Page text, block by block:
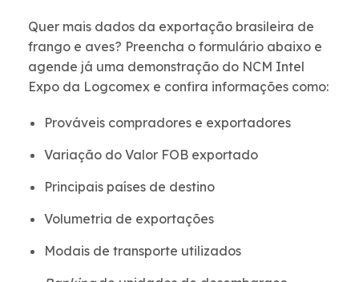
Quer mais dados da exportação brasileira de
frango e aves? Preencha o formulário abaixo e
agende já uma demonstração do NCM Intel
Expo da Logcomex e confira informações como:
Prováveis compradores e exportadores
Variação do Valor FOB exportado
Principais países de destino
Volumetria de exportações
Modais de transporte utilizados